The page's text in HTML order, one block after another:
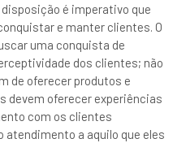
é imperativo que
e manter clientes. O
uma conquista de
dos clientes; não
de oferecer produtos e
devem oferecer experiências
com os clientes
a aquilo que eles